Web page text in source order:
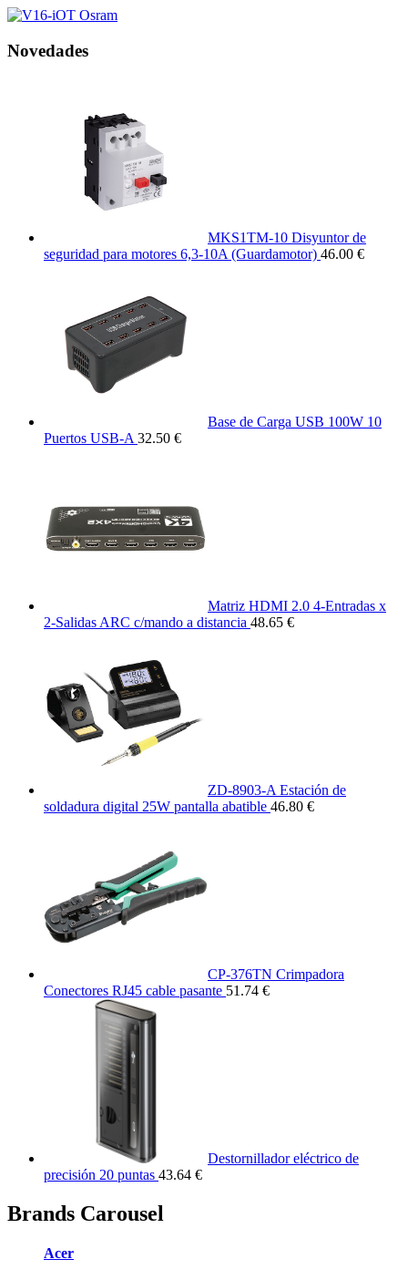
Novedades
MKS1TM-10 Disyuntor de
seguridad para motores 6,3-10A (Guardamotor) 46.00 €
Base de Carga USB 100W 10
Puertos USB-A 32.50 €
Matriz HDMI 2.0 4-Entradas x
2-Salidas ARC c/mando a distancia 48.65 €
ZD-8903-A Estación de
soldadura digital 25W pantalla abatible 46.80 €
CP-376TN Crimpadora
Conectores RJ45 cable pasante 51.74 €
Destornillador eléctrico de
precisión 20 puntas 43.64 €
Brands Carousel
Acer